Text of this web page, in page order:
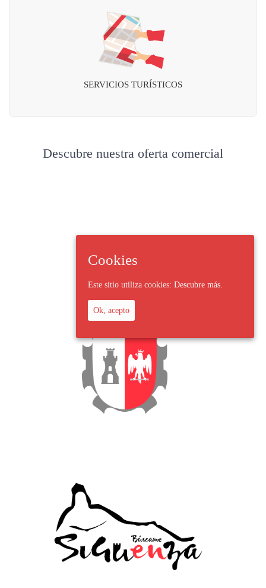
SERVICIOS TURÍSTICOS
Descubre nuestra oferta comercial
Cookies
Este sitio utiliza cookies: Descubre más.
Ok, acepto